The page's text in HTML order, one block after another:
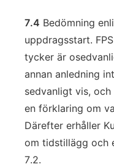
7.4 Bedömning
uppdragsstart.
tycker är
annan anledning
sedvanligt vis,
en förklaring om
Därefter erhåller
om tidstillägg och
7.2.